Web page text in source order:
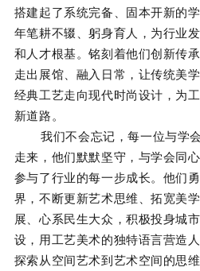
搭建起了系统完备、固本开新的
年笔耕不辍、躬身育人，为行业
和人才根基。铭刻着他们创新传
走出展馆、融入日常，让传统美
经典工艺走向现代时尚设计，为
新道路。
我们不会忘记，每一位与学
走来，他们默默坚守，与学会同
参与了行业的每一步成长。他们
界，不断更新艺术思维、拓宽美
展、心系民生大众，积极投身城
设，用工艺美术的独特语言营造
探索从空间艺术到艺术空间的思